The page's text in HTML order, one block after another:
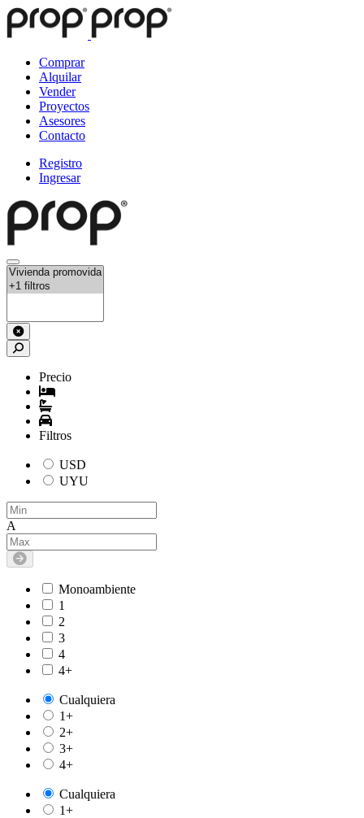
Comprar
Alquilar
Vender
Proyectos
Asesores
Contacto
Registro
Ingresar
Precio
Filtros
USD
UYU
A
Monoambiente
1
2
3
4
4+
Cualquiera
1+
2+
3+
4+
Cualquiera
1+